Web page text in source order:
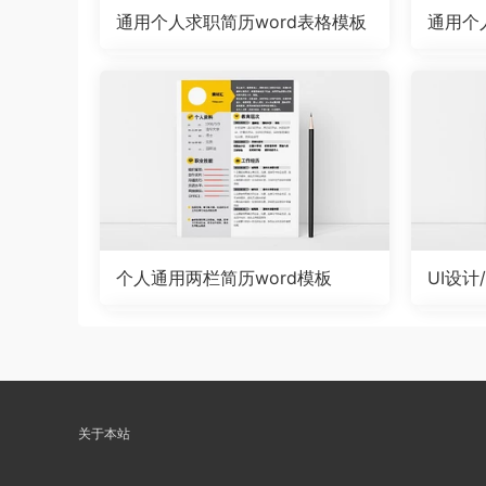
通用个人求职简历word表格模板 通用个
个人通用两栏简历word模板
UI设
关于本站